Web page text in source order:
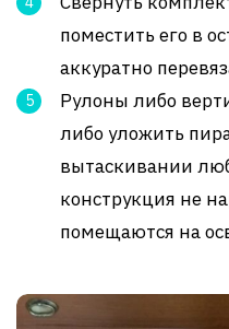
поместить его в
аккуратно
Рулоны либо
либо уложить
вытаскивании
конструкция не
помещаются на